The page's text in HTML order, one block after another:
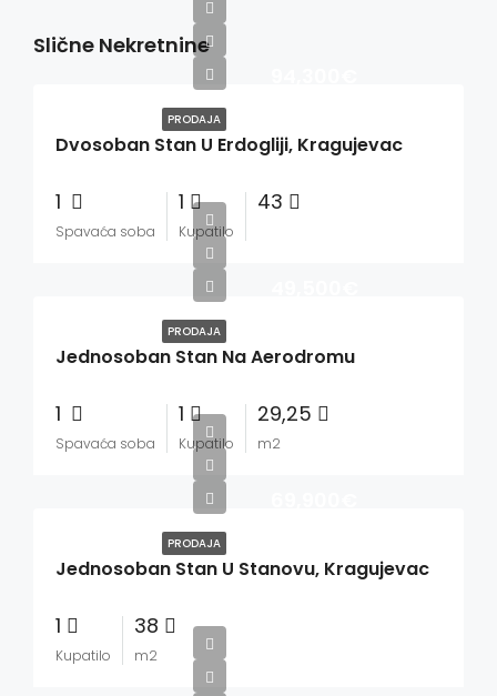
Slične Nekretnine
PRODAJA
Dvosoban Stan U Erdogliji, Kragujevac
1
Spavaća soba
1
Kupatilo
43
PRODAJA
Jednosoban Stan Na Aerodromu
1
Spavaća soba
1
Kupatilo
29,25
m2
PRODAJA
Jednosoban Stan U Stanovu, Kragujevac
1
Kupatilo
38
m2